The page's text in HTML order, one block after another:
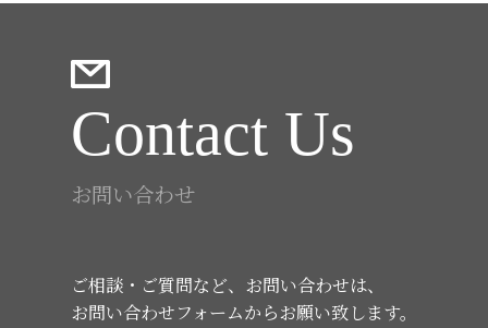
Contact Us
お問い合わせ
ご相談・ご質問など、お問い合わせは、
お問い合わせフォームからお願い致します。